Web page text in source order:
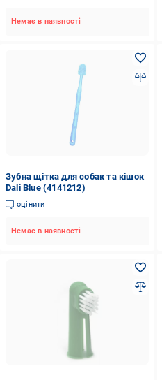
Немає в наявності
Зубна щітка для собак та кішок
Dali Blue (4141212)
оцінити
Немає в наявності